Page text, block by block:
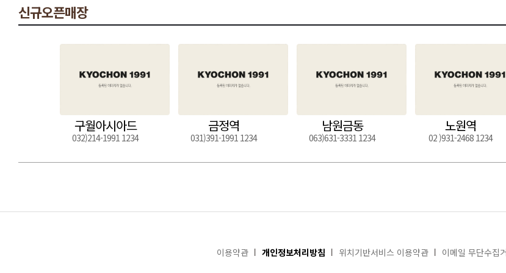
신규오픈매장
구월아시아드
032)214-1991 1234
금정역
031)391-1991 1234
남원금동
063)631-3331 1234
노원역
02 )931-2468 1234
이용약관 개인정보처리방침 위치기반서비스 이용약관 이메일 무단수집